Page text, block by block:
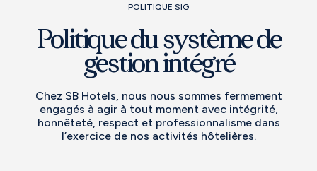
POLITIQUE SIG
Politique du système de
gestion intégré
Chez SB Hotels, nous nous sommes fermement
engagés à agir à tout moment avec intégrité,
honnêteté, respect et professionnalisme dans
l’exercice de nos activités hôtelières.